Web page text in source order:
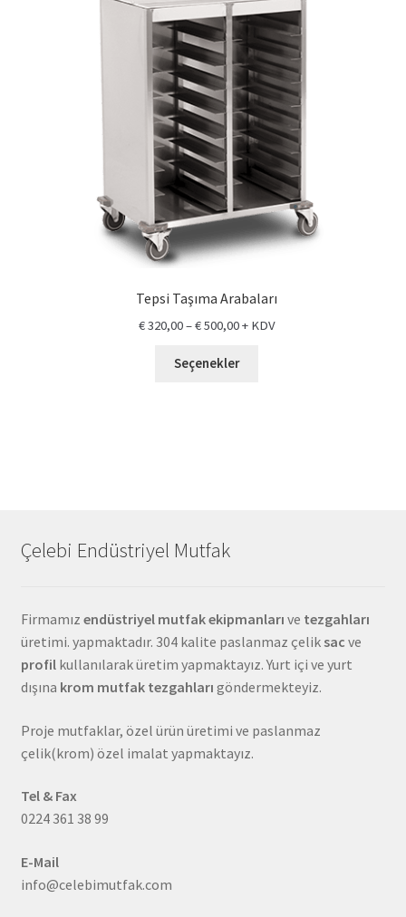
Tepsi Taşıma Arabaları
€320,00–€500,00+ KDV
Seçenekler
Çelebi Endüstriyel Mutfak
Firmamız endüstriyel mutfak ekipmanları ve tezgahları
üretimi. yapmaktadır. 304 kalite paslanmaz çelik sac ve
profilkullanılarak üretim yapmaktayız. Yurt içi ve yurt
dışına krom mutfak tezgahları göndermekteyiz.
Proje mutfaklar, özel ürün üretimi ve paslanmaz
çelik(krom) özel imalat yapmaktayız.
Tel & Fax
0224 361 38 99
E-Mail
info@celebimutfak.com